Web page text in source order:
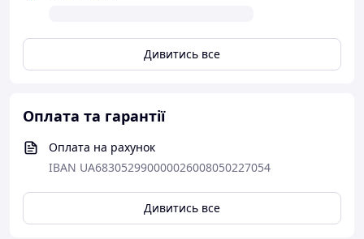
Дивитись все
Оплата та гарантії
Оплата на рахунок
IBAN UA683052990000026008050227054
Дивитись все